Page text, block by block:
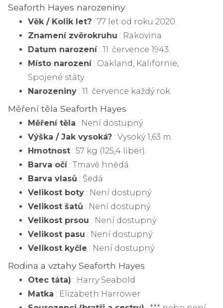
Seaforth Hayes narozeniny
Věk / Kolik let? : 77 let od roku 2020.
Znamení zvěrokruhu : Rakovina
Datum narození: 11. července 1943.
Místo narození: Oakland, Kalifornie,
Spojené státy.
Narozeniny : 11. července každý rok.
Měření těla Seaforth Hayes
Měření těla : Není dostupný
Výška / Jak vysoká? : Vysoký 1,63 m.
Hmotnost : 57 kg (125,4 liber).
Barva očí: Tmavě hnědá
Barva vlasů : Šedá
Velikost boty : Není dostupný
Velikost šatů : Není dostupný
Velikost prsou : Není dostupný
Velikost pasu : Není dostupný
Velikost kyčle : Není dostupný
Rodina a vztahy Seaforth Hayes
Otec táta) : Harry Seabold
Matka : Elizabeth Harrower